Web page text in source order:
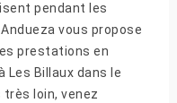
pendant les
vous propose
prestations en
Les Billaux dans le
très loin, venez